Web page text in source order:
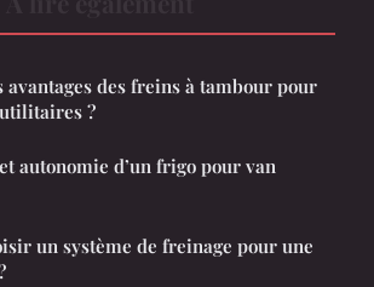
avantages des freins à tambour pour
?
autonomie d’un frigo pour van
un système de freinage pour une